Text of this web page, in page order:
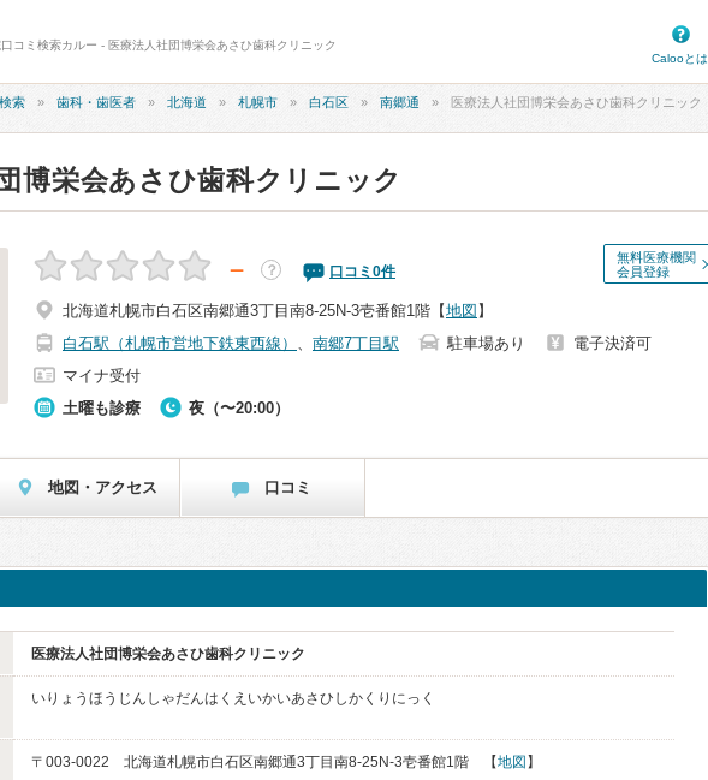
コミ検索カルー - 医療法人社団博栄会あさひ歯科クリニック
Calooとは
索 歯科・歯医者 北海道 札幌市 白石区 南郷通 医療法人社団博栄会あさひ歯科クリニック
博栄会あさひ歯科クリニック
無料医療機関
会員登録
－ ？ 口コミ 0件
北海道札幌市白石区南郷通3丁目南8-25N-3壱番館1階 【地図 】
白石駅（札幌市営地下鉄東西線） 、 南郷7丁目駅 駐車場あり
電子決済可
マイナ受付
土曜も診療
夜（〜20:00）
地図・アクセス 口コミ
医療法人社団博栄会あさひ歯科クリニック
いりょうほうじんしゃだんはくえいかいあさひしかくりにっく
〒003-0022 北海道札幌市白石区南郷通3丁目南8-25N-3壱番館1階 【地図 】